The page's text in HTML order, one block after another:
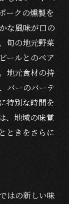
ークの燻製を
な風味が口の
旬の地元野菜
ールとのペア
地元食材の持
バーのバーテ
特別な時間を
、地域の味覚
ときをさらに
はの新しい味